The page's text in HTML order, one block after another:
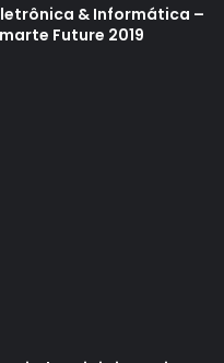
& Informática –
Future 2019